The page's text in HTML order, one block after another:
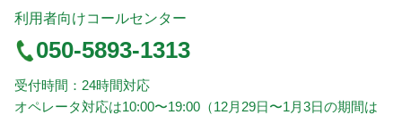
利用者向けコールセンター
050-5893-1313
受付時間：24時間対応
オペレータ対応は10:00〜19:00（12月29日〜1月3日の期間は